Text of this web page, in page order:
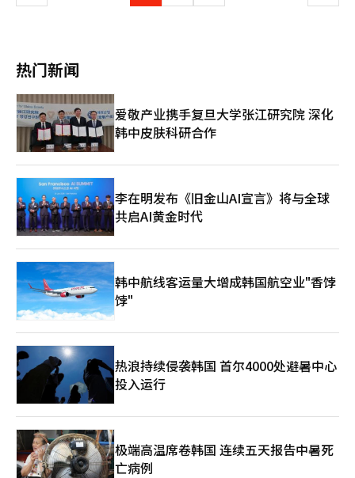
容。首尔圣水洞等地的品牌快闪店、旗舰店和美妆门店已成为海外
去年赴韩外国患者数量首次突破200万人次，美容和健康相关消费
正成为韩国旅游产业新的增长动力。 不过，在游客规模持续扩大
的同时，韩国旅游业仍面临区域发展不均衡的问题。数据显示，今
年第一季度通过地方机场入境的外籍游客同比增长49%，釜山、庆
州、全州、江陵等地的外国游客数量持续增加，但大部分游客仍集
中在首尔及首都圈。 业内认为，未来韩国旅游业的发展重点不仅
是扩大游客数量，更要提高游客停留时间和消费水平。加强地方旅
游资源开发，完善交通、支付、住宿等基础设施建设，推动夜间旅
游、美食旅游和康养旅游发展，将成为实现“3000万游客时
代”的关键。 汉阳大学旅游学教授郑兰秀（音）表示，地方旅游
发展的核心在于交通和支付便利化。目前外国游客前往地方城市仍
面临交通预订平台分散、支付环境不统一等问题，需要文化体育观
光部与国土交通部等相关部门共同推进配套体系建设。
额达到7819亿韩元（约合人民币36亿元），同比增长34.7%。今
年5月1日至27日， 欧利芙洋明洞门店外籍游客销售额同比增长
42%，外籍顾客数量增长32%。Musinsa Standard明洞店今年第
一季度外籍游客销售额同比增长40.8%，LF集团旗下HAZZYS明洞
旗舰店外籍游客销售额则同比增长168%。 随着外国消费者占比不
断提高，明洞正逐渐从传统旅游商圈升级为品牌测试全球市场需求
的重要“试验场”。目前，部分门店外籍游客销售占比已达到90%
以上。来自中国大陆、中国台湾、中国香港、日本、东南亚以及欧
美等地区的消费者汇聚于此，使品牌能够通过门店直接观察不同市
场消费者对产品、价格和品牌内容的反应，并据此调整海外扩张和
营销策略。 与此同时，品牌运营思路也从单纯追求销售规模转向
强化品牌体验。越来越多企业选择在明洞打造大型旗舰店，通过沉
浸式空间、韩流文化体验区以及联名快闪活动等方式提升品牌影响
文化、连接全球消费者的重要战略据点。
热门新闻
爱敬产业携手复旦大学张江研究院 深化
韩中皮肤科研合作
李在明发布《旧金山AI宣言》将与全球
共启AI黄金时代
韩中航线客运量大增成韩国航空业"香饽
饽"
热浪持续侵袭韩国 首尔4000处避暑中心
投入运行
极端高温席卷韩国 连续五天报告中暑死
亡病例